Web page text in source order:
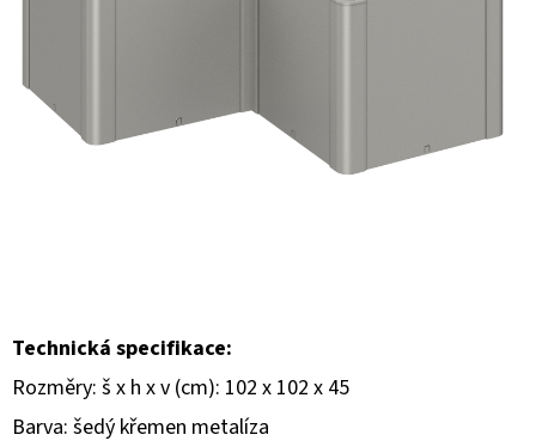
Technická specifikace:
Rozměry: š x h x v (cm): 102 x 102 x 45
Barva: šedý křemen metalíza
E